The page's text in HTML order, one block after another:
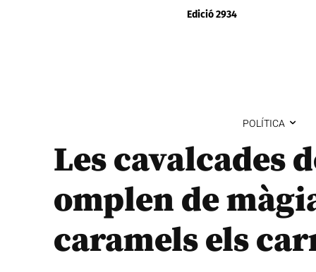
Edició 2934
POLÍTICA
Les cavalcades
omplen de
caramels els